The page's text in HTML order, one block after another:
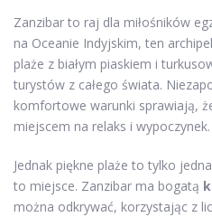
Zanzibar to raj dla miłośników
na Oceanie Indyjskim, ten
plaże z białym piaskiem i
turystów z całego świata.
komfortowe warunki sprawiają,
miejscem na relaks i wypoczynek.
Jednak piękne plaże to tylko
to miejsce. Zanzibar ma bogatą
można odkrywać, korzystając z